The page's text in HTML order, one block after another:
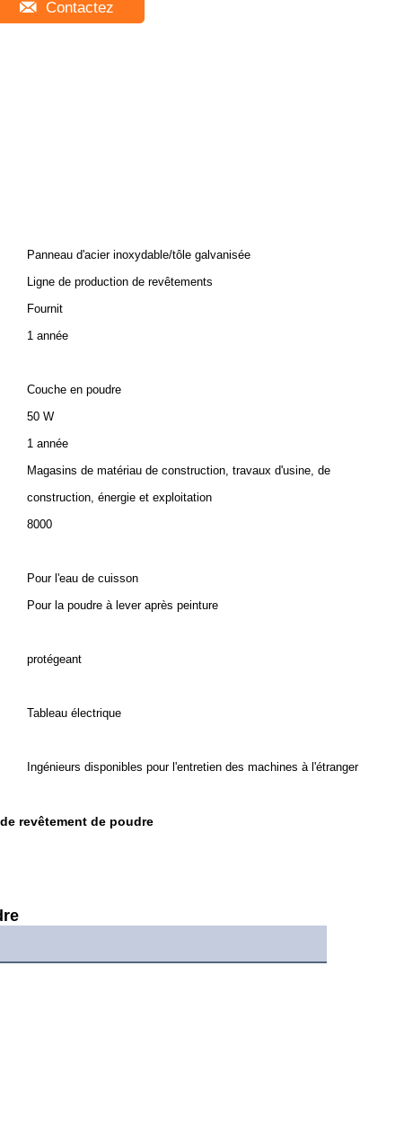
Contactez
Panneau d'acier inoxydable/tôle galvanisée
Ligne de production de revêtements
Fournit
1 année
Couche en poudre
50 W
1 année
Magasins de matériau de construction, travaux d'usine, de
construction, énergie et exploitation
8000
Pour l'eau de cuisson
Pour la poudre à lever après peinture
protégeant
Tableau électrique
Ingénieurs disponibles pour l'entretien des machines à l'étranger
revêtement de poudre